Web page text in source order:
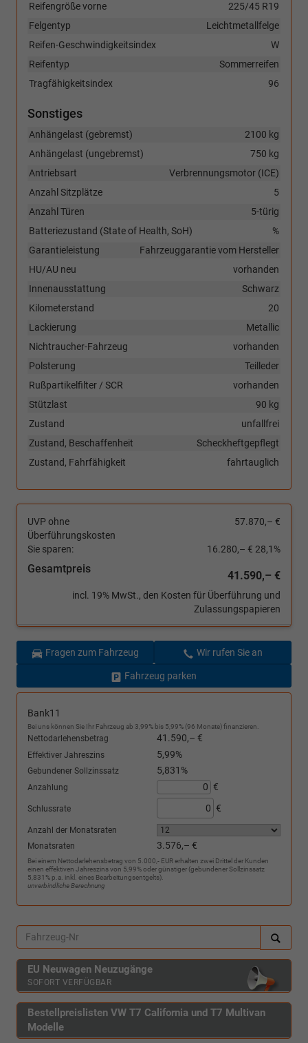
225/45 R19
Reifengröße vorne
Leichtmetallfelge
Felgentyp
W
Reifen-Geschwindigkeitsindex
Sommerreifen
Reifentyp
96
Tragfähigkeitsindex
Sonstiges
2100 kg
Anhängelast (gebremst)
750 kg
Anhängelast (ungebremst)
Verbrennungsmotor (ICE)
Antriebsart
5
Anzahl Sitzplätze
5-türig
Anzahl Türen
%
Batteriezustand (State of Health, SoH)
Fahrzeuggarantie vom Hersteller
Garantieleistung
vorhanden
HU/AU neu
Schwarz
Innenausstattung
20
Kilometerstand
Metallic
Lackierung
vorhanden
Nichtraucher-Fahrzeug
Teilleder
Polsterung
vorhanden
Rußpartikelfilter / SCR
90 kg
Stützlast
unfallfrei
Zustand
Scheckheftgepflegt
Zustand, Beschaffenheit
fahrtauglich
Zustand, Fahrfähigkeit
UVP ohne
Überführungskosten
57.870,– €
Sie sparen: 16.280,– € 28,1%
Gesamtpreis
41.590,– €
incl. 19% MwSt., den Kosten für Überführung und
Zulassungspapieren
Fragen zum Fahrzeug Wir rufen Sie an
Fahrzeug parken
Bank11
Bei uns können Sie Ihr Fahrzeug ab 3,99% bis 5,99% (96 Monate) finanzieren.
Nettodarlehensbetrag 41.590,– €
Effektiver Jahreszins 5,99%
Gebundener Sollzinssatz 5,831%
Anzahlung €
Schlussrate €
Anzahl der Monatsraten
Monatsraten
3.576,– €
Bei einem Nettodarlehensbetrag von 5.000,- EUR erhalten zwei Drittel der Kunden
einen effektiven Jahreszins von 5,99% oder günstiger (gebundener Sollzinssatz
5,831% p.a. inkl. eines Bearbeitungsentgelts).
unverbindliche Berechnung
EU Neuwagen Neuzugänge
SOFORT VERFÜGBAR
Bestellpreislisten VW T7 California und T7 Multivan
Modelle